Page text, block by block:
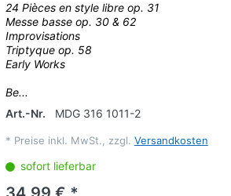
24 Pièces en style libre op. 31
Messe basse op. 30 & 62
Improvisations
Triptyque op. 58
Early Works
Be...
Art.-Nr.
MDG 316 1011-2
* Preise inkl. MwSt., zzgl. Versandkosten
sofort lieferbar